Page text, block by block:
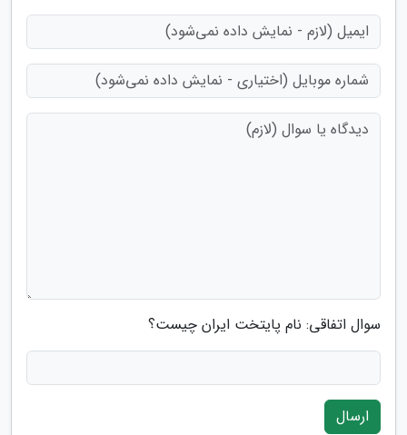
سوال اتفاقی: نام پایتخت ایران چیست؟
ارسال